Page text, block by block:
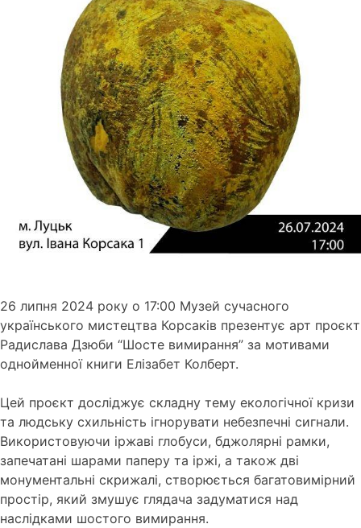
26 липня 2024 року о 17:00 Музей сучасного
українського мистецтва Корсаків презентує арт проєкт
Радислава Дзюби “Шосте вимирання” за мотивами
однойменної книги Елізабет Колберт.
Цей проєкт досліджує складну тему екологічної кризи
та людську схильність ігнорувати небезпечні сигнали.
Використовуючи іржаві глобуси, бджолярні рамки,
запечатані шарами паперу та іржі, а також дві
монументальні скрижалі, створюється багатовимірний
простір, який змушує глядача задуматися над
наслідками шостого вимирання.